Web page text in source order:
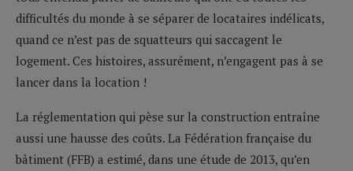
difficultés du monde à se séparer de locataires indélicats,
quand ce n’est pas de squatteurs qui saccagent le
logement. Ces histoires, assurément, n’engagent pas à se
lancer dans la location !
La réglementation qui pèse sur la construction entraîne
aussi une hausse des coûts. La Fédération française du
bâtiment (FFB) a estimé, dans une étude de 2013, qu’en